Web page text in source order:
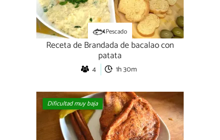
Pescado
Receta de Brandada de bacalao con
patata
4 1h 30m
Dificultad muy baja